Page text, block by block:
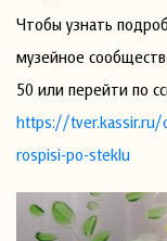
Чтобы узнать
музейное
50 или перейти по
https://tver.kassir.ru/
rospisi-po-steklu